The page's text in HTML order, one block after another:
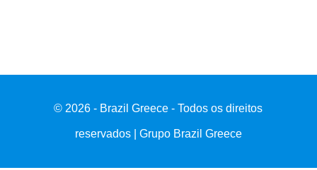
© 2026 - Brazil Greece - Todos os direitos
reservados | Grupo Brazil Greece